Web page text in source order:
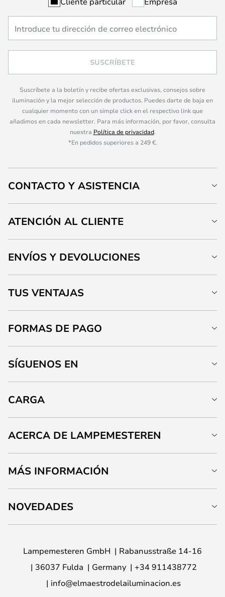
SUSCRÍBETE
Suscríbete a la boletín y recibe ofertas exclusivas, consejos sobre
iluminación y la mejor selección de productos. Puedes darte de baja en
cualquier momento con un simple click en el respectivo link que
añadimos en cada newsletter. Para más información, por favor, consulta
nuestra Política de privacidad.
*En pedidos superiores a 249 €.
CONTACTO Y ASISTENCIA
ATENCIÓN AL CLIENTE
ENVÍOS Y DEVOLUCIONES
TUS VENTAJAS
FORMAS DE PAGO
SÍGUENOS EN
CARGA
ACERCA DE LAMPEMESTEREN
MÁS INFORMACIÓN
NOVEDADES
Lampemesteren GmbH
Rabanusstraße 14-16
36037 Fulda
Germany
+34 911438772
info@elmaestrodelailuminacion.es